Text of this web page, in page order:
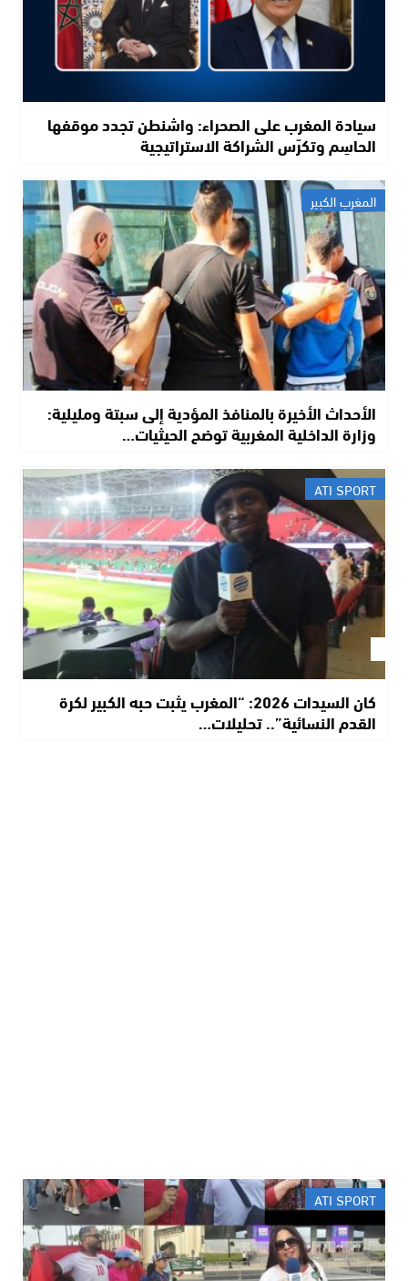
سيادة المغرب على الصحراء: واشنطن تجدد موقفها
الحاسِم وتكرّس الشراكة الاستراتيجية
المغرب الكبير
الأحداث الأخيرة بالمنافذ المؤدية إلى سبتة ومليلية:
وزارة الداخلية المغربية توضح الحيثيات…
ATI SPORT
​كان السيدات 2026: “المغرب يثبت حبه الكبير لكرة
القدم النسائية”.. تحليلات…
ATI SPORT